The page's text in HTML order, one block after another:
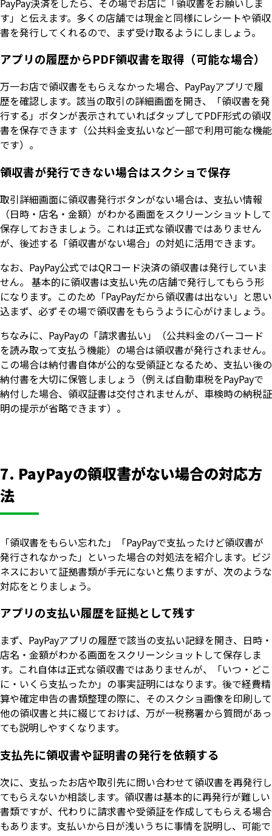
す」と伝えます。多くの店舗では現金と同様にレシートや領収
書を発行してくれるので、まず受け取るようにしましょう。
アプリの履歴からPDF領収書を取得（可能な場合）
万一お店で領収書をもらえなかった場合、PayPayアプリで履
歴を確認します。該当の取引の詳細画面を開き、「領収書を発
行する」ボタンが表示されていればタップしてPDF形式の領収
書を保存できます（公共料金支払いなど一部で利用可能な機能
です）。
領収書が発行できない場合はスクショで保存
取引詳細画面に領収書発行ボタンがない場合は、支払い情報
（日時・店名・金額）がわかる画面をスクリーンショットして
保存しておきましょう。これは正式な領収書ではありません
が、後述する「領収書がない場合」の対処に活用できます。
なお、PayPay公式ではQRコード決済の領収書は発行していま
せん。 基本的に領収書は支払い先の店舗で発行してもらう形
になります。このため「PayPayだから領収書は出ない」と思い
込まず、必ずその場で領収書をもらうように心がけましょう。
ちなみに、PayPayの「請求書払い」（公共料金のバーコード
を読み取って支払う機能）の場合は領収書が発行されません。
この場合は納付書自体が公的な受領証となるため、支払い後の
納付書を大切に保管しましょう（例えば自動車税をPayPayで
納付した場合、領収証書は交付されませんが、車検時の納税証
明の提示が省略できます）。
7. PayPayの領収書がない場合の対応方
法
「領収書をもらい忘れた」「PayPayで支払ったけど領収書が
発行されなかった」といった場合の対処法を紹介します。ビジ
ネスにおいて証拠書類が手元にないと焦りますが、次のような
対応をとりましょう。
アプリの支払い履歴を証拠として残す
まず、PayPayアプリの履歴で該当の支払い記録を開き、日時・
店名・金額がわかる画面をスクリーンショットして保存しま
す。これ自体は正式な領収書ではありませんが、「いつ・どこ
に・いくら支払ったか」の事実証明にはなります。後で経費精
算や確定申告の書類整理の際に、そのスクショ画像を印刷して
他の領収書と共に綴じておけば、万が一税務署から質問があっ
ても説明しやすくなります。
支払先に領収書や証明書の発行を依頼する
次に、支払ったお店や取引先に問い合わせて領収書を再発行し
てもらえないか相談します。領収書は基本的に再発行が難しい
書類ですが、代わりに請求書や受領証を作成してもらえる場合
もあります。支払いから日が浅いうちに事情を説明し、可能で